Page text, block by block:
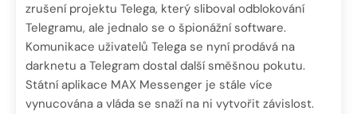
zrušení projektu Telega, který sliboval odblokování
Telegramu, ale jednalo se o špionážní software.
Komunikace uživatelů Telega se nyní prodává na
darknetu a Telegram dostal další směšnou pokutu.
Státní aplikace MAX Messenger je stále více
vynucována a vláda se snaží na ni vytvořit závislost.